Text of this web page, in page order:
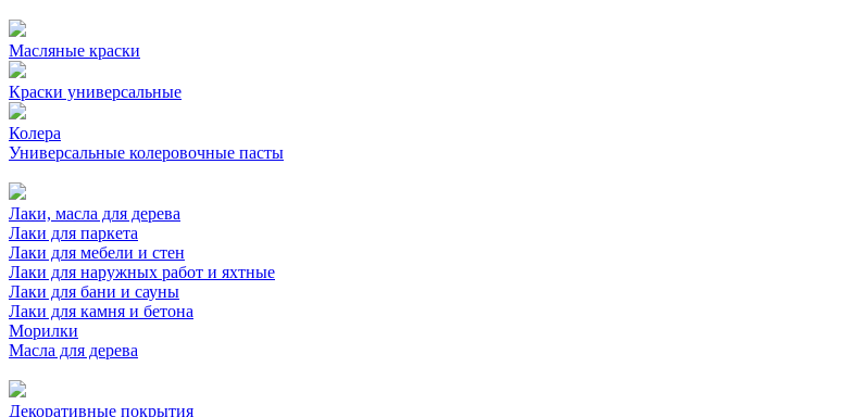
Масляные краски
Краски универсальные
Колера
Универсальные колеровочные пасты
Лаки, масла для дерева
Лаки для паркета
Лаки для мебели и стен
Лаки для наружных работ и яхтные
Лаки для бани и сауны
Лаки для камня и бетона
Морилки
Масла для дерева
Декоративные покрытия